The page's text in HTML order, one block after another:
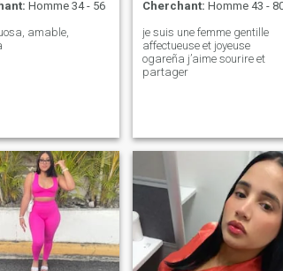
Homme 34 - 56
amable,
Cherchant: Homme 43 -
je suis une femme gentille
affectueuse et joyeuse
ogareña j’aime sourire et
partager